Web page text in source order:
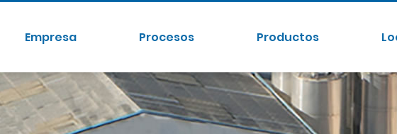
Empresa Procesos Productos